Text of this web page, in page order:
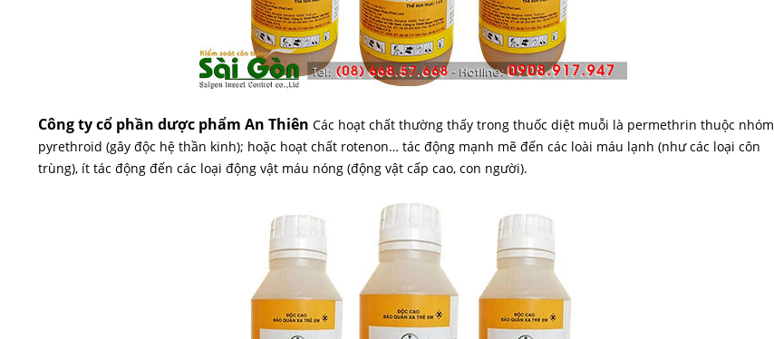
Công ty cổ phần dược phẩm An Thiên Các hoạt chất thường thấy trong thuốc diệt muỗi là permethrin thuộc nhóm
pyrethroid (gây độc hệ thần kinh); hoặc hoạt chất rotenon… tác động mạnh mẽ đến các loài máu lạnh (như các loại côn
trùng), ít tác động đến các loại động vật máu nóng (động vật cấp cao, con người).